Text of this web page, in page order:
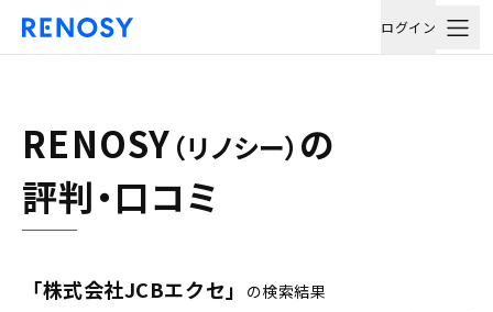
ログイン
RENOSY （リノシー） の
評判・口コミ
「株式会社JCBエクセ」
の検索結果